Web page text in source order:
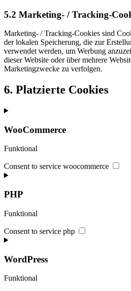
5.2 Marketing- / Tracking-
Marketing- / Tracking-Cookies sind
der lokalen Speicherung, die zur
verwendet werden, um Werbung
dieser Website oder über mehrere
Marketingzwecke zu verfolgen.
6. Platzierte Cookies
WooCommerce
Funktional
Consent to service woocommerce
PHP
Funktional
Consent to service php
WordPress
Funktional